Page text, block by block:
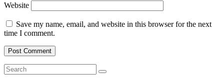
Website
Save my name, email, and website in this browser for the next
time I comment.
Search
for:
Search